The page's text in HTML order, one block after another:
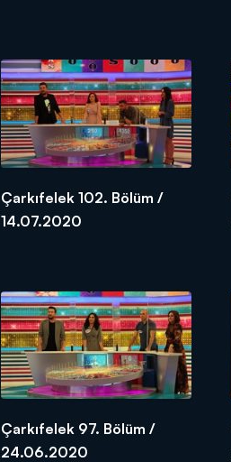
Çarkıfelek 102. Bölüm /
14.07.2020
Çarkıfelek 97. Bölüm /
24.06.2020